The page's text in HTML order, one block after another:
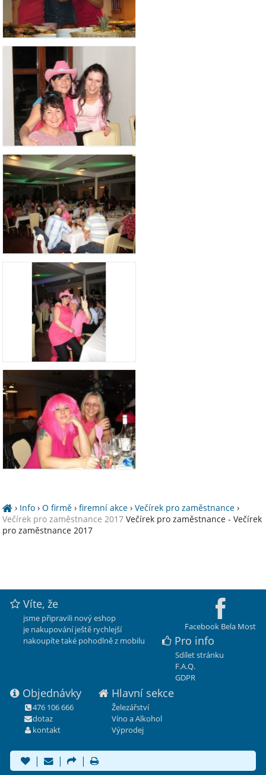
› Info ›O firmě ›firemní akce ›Večírek pro zaměstnance ›
Večírek pro zaměstnance 2017 Večírek pro zaměstnance - Večírek
pro zaměstnance 2017
Facebook Bela Most
Víte, že
jsme připravili nový eshop
je nakupování ještě rychlejší
nakoupíte také pohodlně z mobilu
Pro info
Sdílet stránku
F.A.Q.
GDPR
Objednávky
476 106 666
dotaz
kontakt
Hlavní sekce
Železářství
Víno a Alkohol
Výprodej
| | |